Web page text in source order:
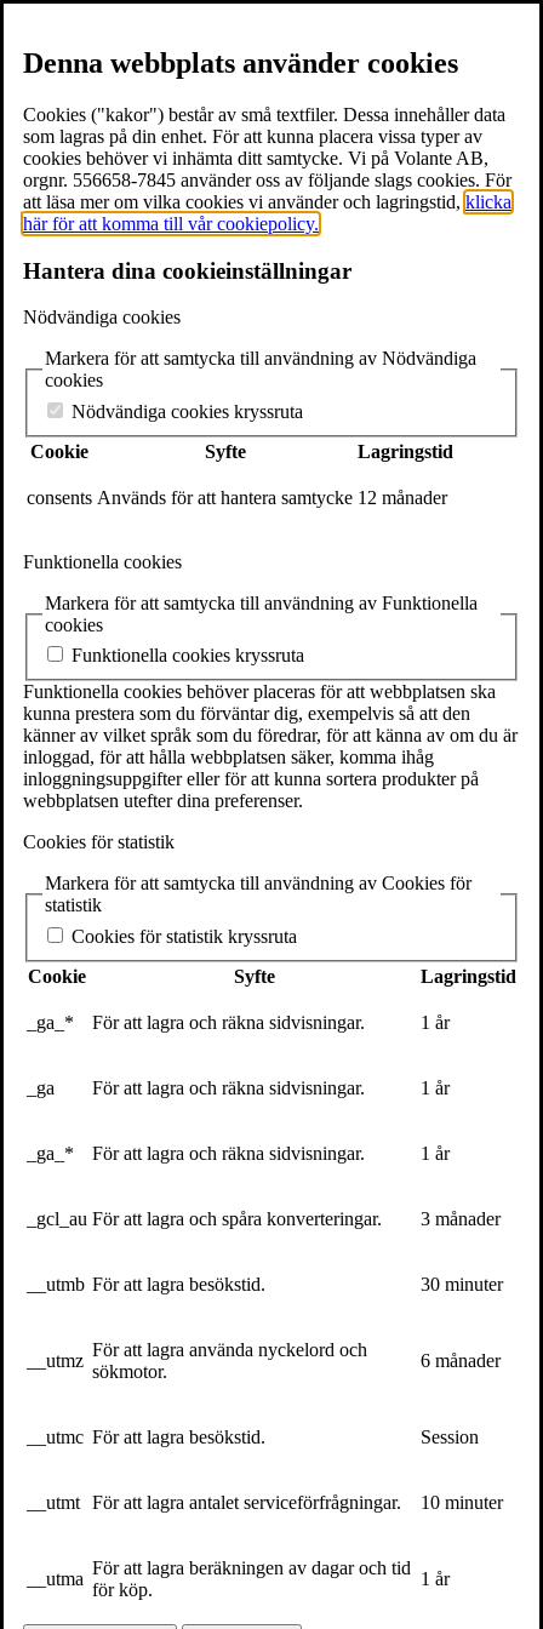
≡ Meny
Böcker
Föreläsare
Volantebloggen
Pressrum
Om Volante
Kontakt
Webshop
Volante
SE-111 27 Stockholm
Sweden
+46(0) 8 702 15 19
info@volante.se
Fler kontaktuppgifter
Cookieinställningar
31 augusti 2017
Volante
Twitter
Vill du få vårt nyhetsbrev?
Volante
Denna webbplats använder cookies
Cookies ("kakor") består av små textfiler. Dessa innehåller data
som lagras på din enhet. För att kunna placera vissa typer av
cookies behöver vi inhämta ditt samtycke. Vi på Volante AB,
orgnr. 556658-7845 använder oss av följande slags cookies. För
att läsa mer om vilka cookies vi använder och lagringstid, klicka
här för att komma till vår cookiepolicy.
Hantera dina cookieinställningar
Nödvändiga cookies
Markera för att samtycka till användning av Nödvändiga
cookies
Nödvändiga cookies kryssruta
Cookie
Syfte Lagringstid
consents Används för att hantera samtycke 12 månader
Funktionella cookies
Markera för att samtycka till användning av Funktionella
cookies
Funktionella cookies kryssruta
Funktionella cookies behöver placeras för att webbplatsen ska
kunna prestera som du förväntar dig, exempelvis så att den
känner av vilket språk som du föredrar, för att känna av om du är
inloggad, för att hålla webbplatsen säker, komma ihåg
inloggningsuppgifter eller för att kunna sortera produkter på
webbplatsen utefter dina preferenser.
Cookies för statistik
Markera för att samtycka till användning av Cookies för
statistik
Cookies för statistik kryssruta
Cookie
Syfte Lagringstid
_ga_* För att lagra och räkna sidvisningar. 1 år
_ga För att lagra och räkna sidvisningar. 1 år
_ga_* För att lagra och räkna sidvisningar. 1 år
_gcl_au För att lagra och spåra konverteringar. 3 månader
__utmb För att lagra besökstid. 30 minuter
__utmz
För att lagra använda nyckelord och
sökmotor.
6 månader
__utmc För att lagra besökstid. Session
__utmt För att lagra antalet serviceförfrågningar. 10 minuter
__utma
För att lagra beräkningen av dagar och tid
för köp.
1 år